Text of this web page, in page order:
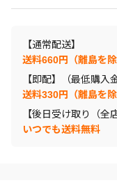
【通常配送】
送料660円（離島を
【即配】（最低購入
送料330円（離島を
【後日受け取り（全
いつでも送料無料